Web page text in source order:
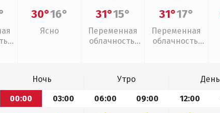
30°16°
Ясно
31°15°
Переменная
облачность,
31°17°
Переменная
облачность,
Ночь Утро День
00:00
03:00 06:00 09:00 12:00